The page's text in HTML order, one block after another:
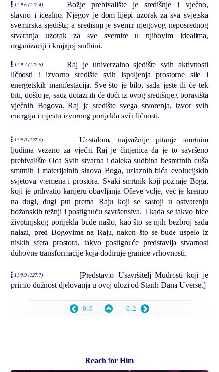
11:9.6 (127.4)
Božje prebivalište je središnje i vječno,
slavno i idealno. Njegov je dom lijepi uzorak za sva svjetska
svemirska sjedišta; a središnji je svemir njegovog neposrednog
stvaranja uzorak za sve svemire u njihovim idealima,
organizaciji i krajnjoj sudbini.
11:9.7 (127.5)
Raj je univerzalno sjedište svih aktivnosti
ličnosti i izvorno središte svih ispoljenja prostorne sile i
energetskih manifestacija. Sve što je bilo, sada jeste ili će tek
biti, došlo je, sada dolazi ili će doći iz ovog središnjeg boravišta
vječnih Bogova. Raj je središte svega stvorenja, izvor svih
energija i mjesto izvornog porijekla svih ličnosti.
11:9.8 (127.6)
Uostalom, najvažnije pitanje smrtnim
ljudima vezano za vječni Raj je činjenica da je to savršeno
prebivalište Oca Svih stvarna i daleka sudbina besmrtnih duša
smrtnih i materijalnih sinova Boga, uzlaznih bića evolucijskih
svjetova vremena i prostora. Svaki smrtnik koji poznaje Boga,
koji je prihvatio karijeru obavljanja Očeve volje, već je krenuo
na dugi, dugi put prema Raju koji se sastoji u ostvarenju
božanskih težnji i postignuću savršenstva. I kada se takvo biće
životinjskog porijekla bude našlo, kao što se njih bezbroj sada
nalazi, pred Bogovima na Raju, nakon što se bude uspelo iz
niskih sfera prostora, takvo postignuće predstavlja stvarnost
duhovne transformacije koja dodiruje granice vrhovnosti.
11:9.9 (127.7)
[Predstavio Usavršitelj Mudrosti koji je
primio dužnost djelovanja u ovoj ulozi od Starih Dana Uverse.]
010 012
Reach for Him